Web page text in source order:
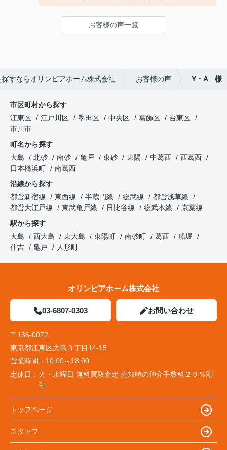
お客様の声一覧
すならオリンピアホーム株式会社 お客様の声 Y・A 様
市区町村から探す
江東区
江戸川区 墨田区 中央区 葛飾区
台東区
市川市
町名から探す
大島
北砂 南砂 亀戸 東砂 東陽 中葛西
西葛西
日本橋浜町
南葛西
沿線から探す
都営新宿線
東西線 半蔵門線 総武線
都営浅草線
都営大江戸線
東武亀戸線 日比谷線 総武本線
京葉線
駅から探す
大島
西大島 東大島 東陽町 南砂町 葛西
船堀
住吉
亀戸 人形町
オリンピアホーム株式会社
03-6807-0303 お問い合わせ
〒136-0072
東京都江東区大島３丁目14-15
営業時間： 10:00～18:00
定休日： 火・水曜日 無料買取査定 売却時の仲介手数料２０％割
引
トップページ
スタッフ